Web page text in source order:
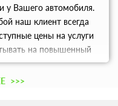
Вашего автомобиля.
наш клиент всегда
цены на услуги
на повышенный
насоса в Москве и
>>>